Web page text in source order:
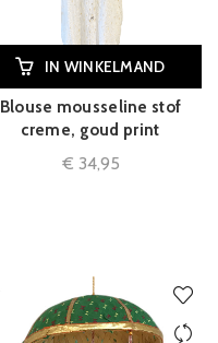
IN WINKELMAND
Blouse mousseline stof
creme, goud print
€ 34,95